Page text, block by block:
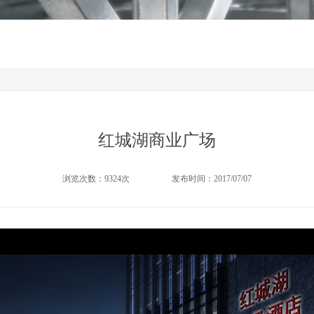
红城湖商业广场
浏览次数：9324次 发布时间：2017/07/07